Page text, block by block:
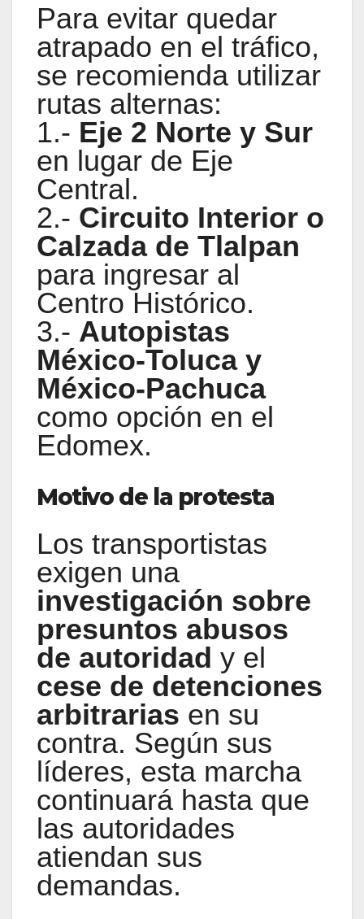
Para evitar quedar
atrapado en el tráfico,
se recomienda utilizar
rutas alternas:
1.- Eje 2 Norte y Sur
en lugar de Eje
Central.
2.- Circuito Interior o
Calzada de Tlalpan
para ingresar al
Centro Histórico.
3.- Autopistas
México-Toluca y
México-Pachuca
como opción en el
Edomex.
Motivo de la protesta
Los transportistas
exigen una
investigación sobre
presuntos abusos
de autoridad y el
cese de detenciones
arbitrarias en su
contra. Según sus
líderes, esta marcha
continuará hasta que
las autoridades
atiendan sus
demandas.